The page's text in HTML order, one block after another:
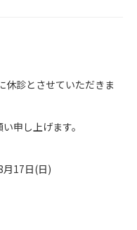
休診とさせていただきま
申し上げます。
17日(日)